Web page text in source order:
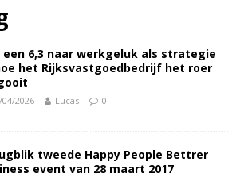
een 6,3 naar werkgeluk als strategie
het Rijksvastgoedbedrijf het roer
04/2026 Lucas 0
tweede Happy People Bettrer
event van 28 maart 2017